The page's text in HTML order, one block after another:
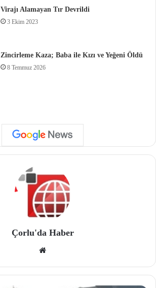
Virajı Alamayan Tır Devrildi
3 Ekim 2023
Zincirleme Kaza; Baba ile Kızı ve Yeğeni Öldü
8 Temmuz 2026
Çorlu'da Haber
site